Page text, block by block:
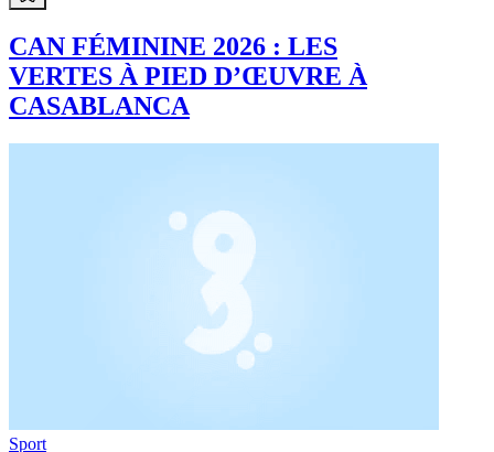
CAN FÉMININE 2026 : LES
VERTES À PIED D’ŒUVRE À
CASABLANCA
Sport